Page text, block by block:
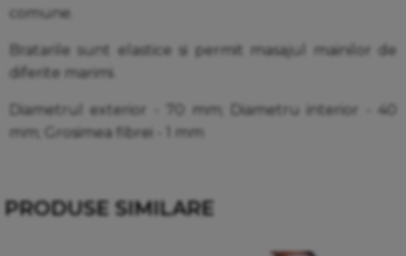
comune.
Bratarile sunt elastice si permit masajul mainilor de
diferite marimi.
Diametrul exterior - 70 mm; Diametru interior - 40
mm; Grosimea fibrei - 1 mm
PRODUSE SIMILARE